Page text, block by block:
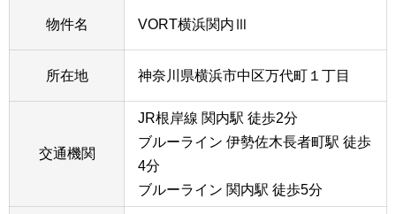
物件名 VORT横浜関内Ⅲ
所在地 神奈川県横浜市中区万代町１丁目
交通機関
JR根岸線 関内駅 徒歩2分
ブルーライン 伊勢佐木長者町駅 徒歩
4分
ブルーライン 関内駅 徒歩5分